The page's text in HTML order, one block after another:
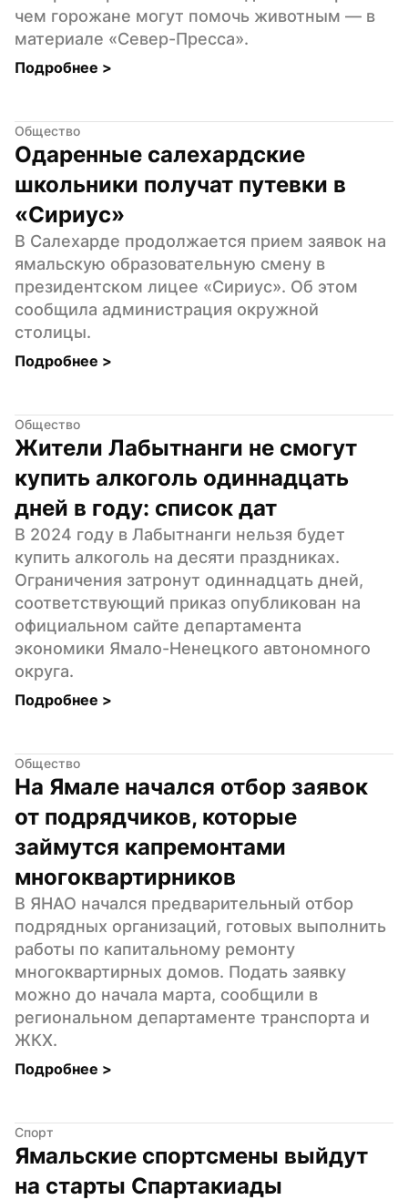
чем горожане могут помочь животным — в
материале «Север-Пресса».
Подробнее >
Общество
Одаренные салехардские
школьники получат путевки в
«Сириус»
В Салехарде продолжается прием заявок на
ямальскую образовательную смену в
президентском лицее «Сириус». Об этом
сообщила администрация окружной
столицы.
Подробнее >
Общество
Жители Лабытнанги не смогут
купить алкоголь одиннадцать
дней в году: список дат
В 2024 году в Лабытнанги нельзя будет
купить алкоголь на десяти праздниках.
Ограничения затронут одиннадцать дней,
соответствующий приказ опубликован на
официальном сайте департамента
экономики Ямало-Ненецкого автономного
округа.
Подробнее >
Общество
На Ямале начался отбор заявок
от подрядчиков, которые
займутся капремонтами
многоквартирников
В ЯНАО начался предварительный отбор
подрядных организаций, готовых выполнить
работы по капитальному ремонту
многоквартирных домов. Подать заявку
можно до начала марта, сообщили в
региональном департаменте транспорта и
ЖКХ.
Подробнее >
Спорт
Ямальские спортсмены выйдут
на старты Спартакиады